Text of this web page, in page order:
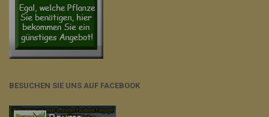
BESUCHEN SIE UNS AUF FACEBOOK